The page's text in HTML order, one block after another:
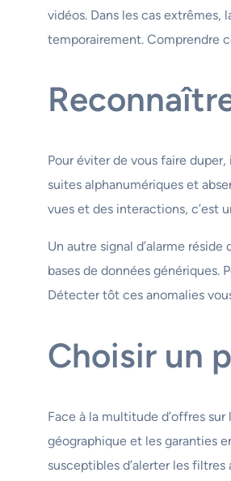
vidéos. Dans les cas
temporairement. Comprendre
Pour éviter de vous faire
suites alphanumériques et
vues et des interactions, c’est
Un autre signal d’alarme réside
bases de données génériques.
Détecter tôt ces anomalies
Choisir un
Face à la multitude d’offres sur
géographique et les garanties
susceptibles d’alerter les filtres